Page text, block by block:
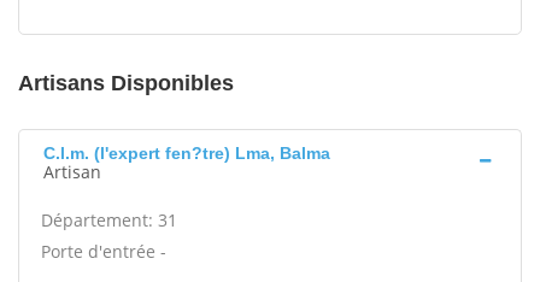
Artisans Disponibles
C.l.m. (l'expert fen?tre) Lma, Balma
Artisan
Département: 31
Porte d'entrée -